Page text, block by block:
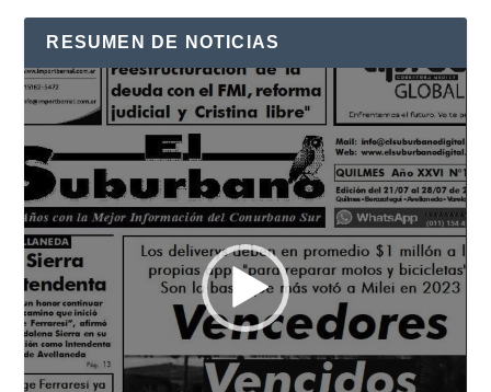
RESUMEN DE NOTICIAS
Reproductor
de
vídeo